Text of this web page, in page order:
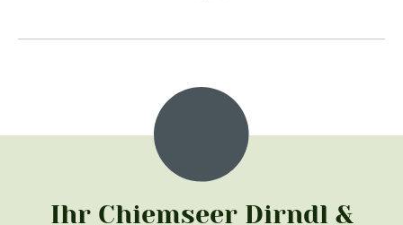
Ihr Chiemseer Dirndl &